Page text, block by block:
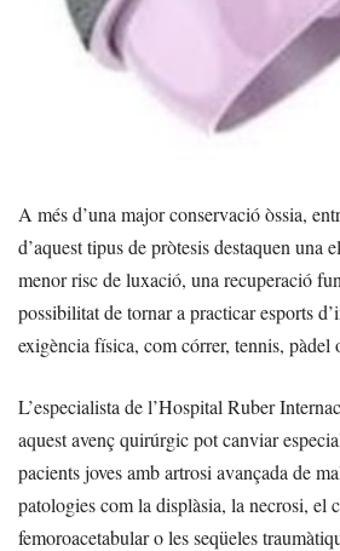
A més d’una major conservació òssia,
d’aquest tipus de pròtesis destaquen una
menor risc de luxació, una recuperació
possibilitat de tornar a practicar esports
exigència física, com córrer, tennis, pàdel
L’especialista de l’Hospital Ruber
aquest avenç quirúrgic pot canviar
pacients joves amb artrosi avançada de
patologies com la displàsia, la necrosi, el
femoroacetabular o les seqüeles